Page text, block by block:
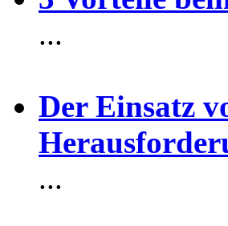
...
Der Einsatz
...